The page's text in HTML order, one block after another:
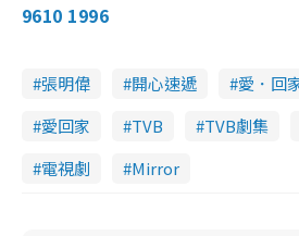
9610 1996
張明偉 開心速遞
愛．回
愛回家
TVB TVB劇集
電視劇
Mirror